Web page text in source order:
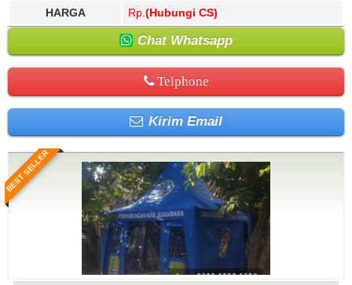
HARGA Rp. (Hubungi CS)
Chat Whatsapp
Telphone
Kirim Email
BEST SELLER